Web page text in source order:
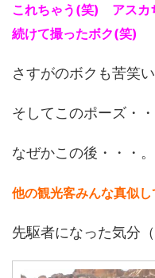
これちゃう(笑) アスカ
続けて撮ったボク(笑)
さすがのボクも苦笑
そしてこのポーズ・・
なぜかこの後・・・。
他の観光客みんな真似
先駆者になった気分（